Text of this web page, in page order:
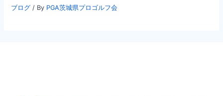
ブログ / By PGA茨城県プロゴルフ会